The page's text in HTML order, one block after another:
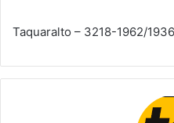
Taquaralto – 3218-1962/